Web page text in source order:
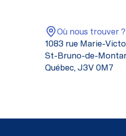
Où nous trouver ?
1083 rue Marie-
St-Bruno-de-
Québec, J3V 0M7